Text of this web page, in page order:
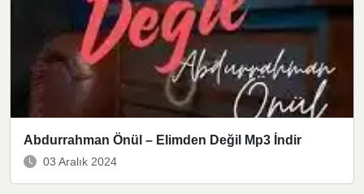
Abdurrahman Önül – Elimden Değil Mp3 İndir
03 Aralık 2024